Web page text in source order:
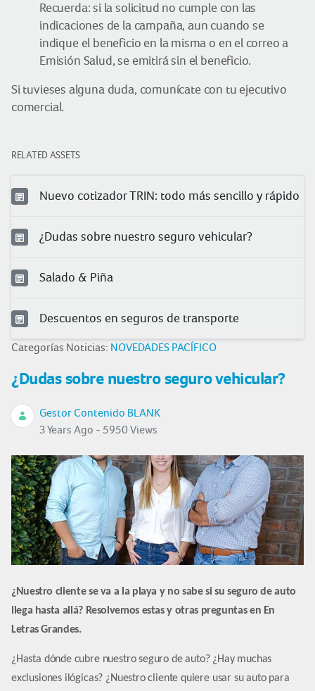
Recuerda: si la solicitud no cumple con las
indicaciones de la campaña, aun cuando se
indique el beneficio en la misma o en el correo a
Emisión Salud, se emitirá sin el beneficio.
Si tuvieses alguna duda, comunícate con tu ejecutivo
comercial.
RELATED ASSETS
Nuevo cotizador TRIN: todo más sencillo y rápido
¿Dudas sobre nuestro seguro vehicular?
Salado & Piña
Descuentos en seguros de transporte
Categorías Noticias: NOVEDADES PACÍFICO
¿Dudas sobre nuestro seguro vehicular?
Gestor Contenido BLANK
3 Years Ago - 5950 Views
¿Nuestro cliente se va a la playa y no sabe si su seguro de auto
llega hasta allá? Resolvemos estas y otras preguntas en En
Letras Grandes.
¿Hasta dónde cubre nuestro seguro de auto? ¿Hay muchas
exclusiones ilógicas? ¿Nuestro cliente quiere usar su auto para